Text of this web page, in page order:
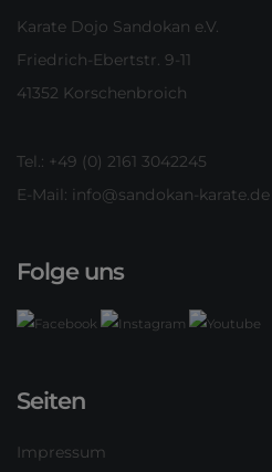
Karate Dojo Sandokan e.V.
Friedrich-Ebertstr. 9-11
41352 Korschenbroich
Tel.: +49 (0) 2161 3042245
E-Mail: info@sandokan-karate.de
Folge uns
Seiten
Impressum